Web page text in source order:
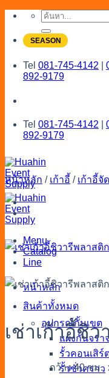
Skip
content
ค้นหา:
SEASON
Tel 081-745-4142
892-9179
Tel 081-745-4142
892-9179
Menu
Catalog
Line
หน้าหลัก
สินค้าทั้งหมด
อุปกรณ์กั้นเขต
แผงกั้นจรา
รั้วคอนเสิร์
รั้วชั่วคราว
หน้าหลัก / เก้าอี้ / เก้าอี้จั
เช่าเก้าอี้ชิว
กว้าง 40 ซม.